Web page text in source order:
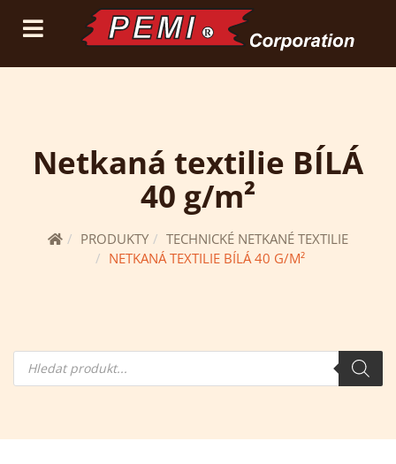
přihlásit se (current)registrace
Netkaná textilie BÍLÁ
40 g/m²
PRODUKTY
TECHNICKÉ NETKANÉ TEXTILIE
NETKANÁ TEXTILIE BÍLÁ 40 G/M²
Hledání
produktů